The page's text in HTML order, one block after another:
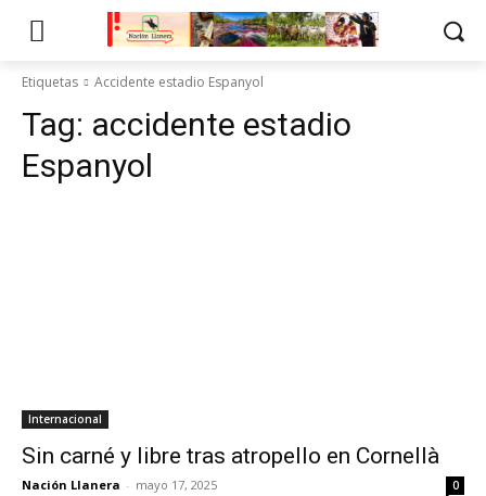
Etiquetas Accidente estadio Espanyol
Tag: accidente estadio
Espanyol
Internacional
Sin carné y libre tras atropello en Cornellà
Nación Llanera - mayo 17, 2025 0